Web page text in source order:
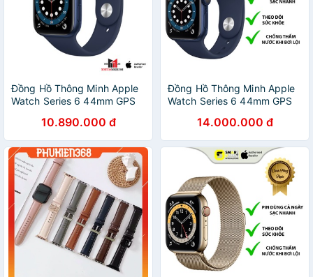
Đồng Hồ Thông Minh Apple
Watch Series 6 44mm GPS
10.890.000 đ
Đồng Hồ Thông Minh Apple
Watch Series 6 44mm GPS
14.000.000 đ